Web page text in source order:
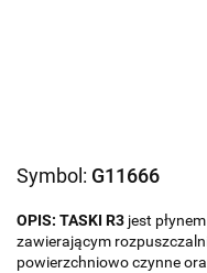
Symbol: G11666
OPIS: TASKI R3 jest
zawierającym
powierzchniowo czynne